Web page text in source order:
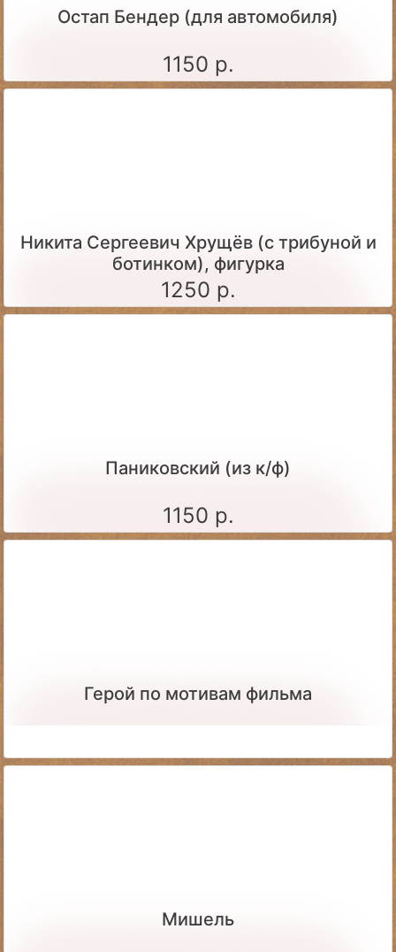
Остап Бендер (для автомобиля)
1150 р.
Никита Сергеевич Хрущёв (с трибуной и
ботинком), фигурка
1250 р.
Паниковский (из к/ф)
1150 р.
Герой по мотивам фильма
Мишель